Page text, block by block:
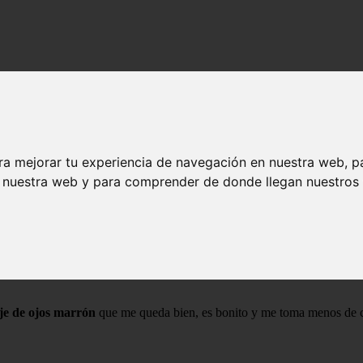
mejorar tu experiencia de navegación en nuestra web,
web y para comprender de donde llegan nuestros
María Pombo: cuatro productos y cuatro
de ojos marrón que me queda bien, es bonito y me toma menos